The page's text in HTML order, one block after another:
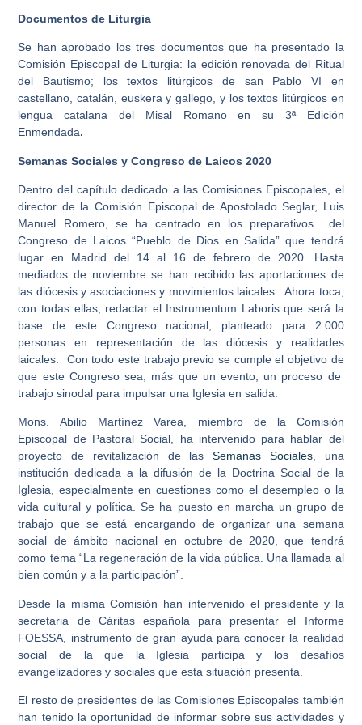
Documentos de Liturgia
Se han aprobado los tres documentos que ha presentado la
Comisión Episcopal de Liturgia: la edición renovada del Ritual
del Bautismo; los textos litúrgicos de san Pablo VI en
castellano, catalán, euskera y gallego, y los textos litúrgicos en
lengua catalana del Misal Romano en su 3ª Edición
Enmendada.
Semanas Sociales y Congreso de Laicos 2020
Dentro del capítulo dedicado a las Comisiones Episcopales, el
director de la Comisión Episcopal de Apostolado Seglar, Luis
Manuel Romero, se ha centrado en los preparativos del
Congreso de Laicos “Pueblo de Dios en Salida” que tendrá
lugar en Madrid del 14 al 16 de febrero de 2020. Hasta
mediados de noviembre se han recibido las aportaciones de
las diócesis y asociaciones y movimientos laicales. Ahora toca,
con todas ellas, redactar el Instrumentum Laboris que será la
base de este Congreso nacional, planteado para 2.000
personas en representación de las diócesis y realidades
laicales. Con todo este trabajo previo se cumple el objetivo de
que este Congreso sea, más que un evento, un proceso de
trabajo sinodal para impulsar una Iglesia en salida.
Mons.Abilio Martínez Varea, miembro de la Comisión
Episcopal de Pastoral Social, ha intervenido para hablar del
proyecto de revitalización de lasSemanas Sociales, una
institución dedicada a la difusión de la Doctrina Social de la
Iglesia, especialmente en cuestiones como el desempleo o la
vida cultural y política. Se ha puesto en marcha un grupo de
trabajo que se está encargando de organizar una semana
social de ámbito nacional en octubre de 2020, que tendrá
como tema “La regeneración de la vida pública. Una llamada al
bien común y a la participación”.
Desde la misma Comisión han intervenido el presidente y la
secretaria de Cáritas española para presentar el Informe
FOESSA, instrumento de gran ayuda para conocer la realidad
social de la que la Iglesia participa y los desafíos
evangelizadores y sociales que esta situación presenta.
El resto de presidentes de las Comisiones Episcopales también
han tenido la oportunidad de informar sobre sus actividades y